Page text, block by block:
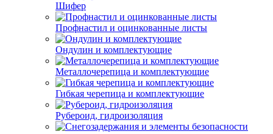
Шифер
Профнастил и оцинкованные листы
Ондулин и комплектующие
Металлочерепица и комплектующие
Гибкая черепица и комплектующие
Рубероид, гидроизоляция